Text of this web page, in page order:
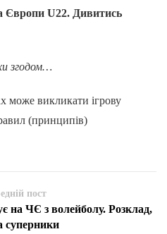
Європи U22. Дивитись
згодом…
може викликати ігрову
(принципів)
пост
на ЧЄ з волейболу. Розклад,
суперники